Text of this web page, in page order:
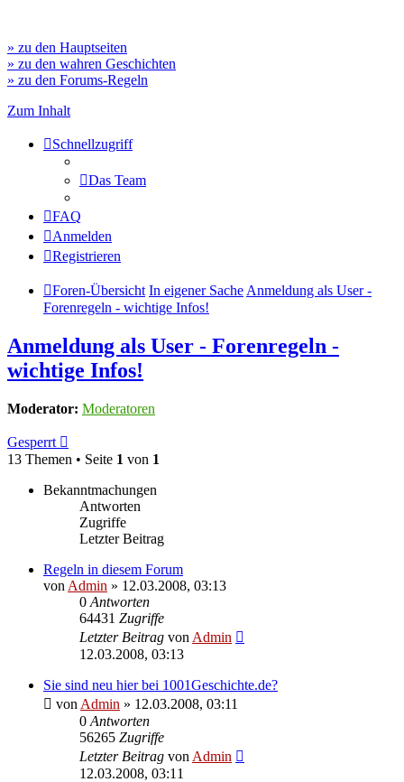
» zu den Hauptseiten
» zu den wahren Geschichten
» zu den Forums-Regeln
Zum Inhalt
Schnellzugriff
Das Team
FAQ
Anmelden
Registrieren
Foren-Übersicht In eigener Sache Anmeldung als User -
Forenregeln - wichtige Infos!
Anmeldung als User - Forenregeln -
wichtige Infos!
Moderator: Moderatoren
Gesperrt
13 Themen • Seite 1 von 1
Bekanntmachungen
Antworten
Zugriffe
Letzter Beitrag
Regeln in diesem Forum
von Admin » 12.03.2008, 03:13
0 Antworten
64431 Zugriffe
Letzter Beitrag von Admin
12.03.2008, 03:13
Sie sind neu hier bei 1001Geschichte.de?
von Admin » 12.03.2008, 03:11
0 Antworten
56265 Zugriffe
Letzter Beitrag von Admin
12.03.2008, 03:11